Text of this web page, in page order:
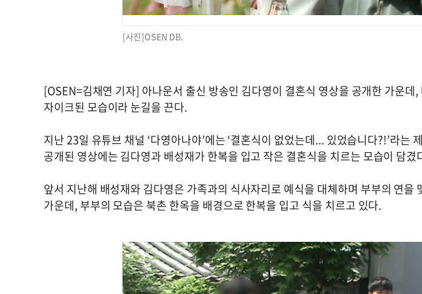
[사진]OSEN DB.
[OSEN=김채연 기자] 아나운서 출신 방송인 김다영이 결혼식 영상을 공개한 가운데
자이크된 모습이라 눈길을 끈다.
지난 23일 유튜브 채널 ‘다영아나야’에는 ‘결혼식이 없었는데... 있었습니다?!’라는
공개된 영상에는 김다영과 배성재가 한복을 입고 작은 결혼식을 치르는 모습이 담겼
앞서 지난해 배성재와 김다영은 가족과의 식사자리로 예식을 대체하며 부부의 연을
가운데, 부부의 모습은 북촌 한옥을 배경으로 한복을 입고 식을 치르고 있다.